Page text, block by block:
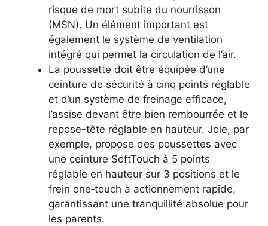
risque de mort subite du nourrisson
(MSN). Un élément important est
également le système de ventilation
intégré qui permet la circulation de l’air.
La poussette doit être équipée d’une
ceinture de sécurité à cinq points réglable
et d’un système de freinage efficace,
l’assise devant être bien rembourrée et le
repose-tête réglable en hauteur. Joie, par
exemple, propose des poussettes avec
une ceinture SoftTouch à 5 points
réglable en hauteur sur 3 positions et le
frein one‑touch à actionnement rapide,
garantissant une tranquillité absolue pour
les parents.